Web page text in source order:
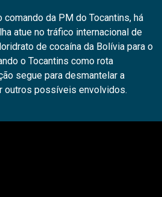
da PM do Tocantins, há
atue no tráfico internacional de
de cocaína da Bolívia para o
o Tocantins como rota
segue para desmantelar a
outros possíveis envolvidos.